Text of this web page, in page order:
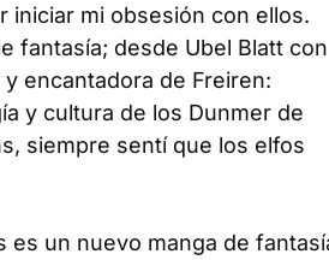
iniciar mi obsesión con ellos.
fantasía; desde Ubel Blatt con
encantadora de Freiren:
y cultura de los Dunmer de
, siempre sentí que los elfos
es un nuevo manga de